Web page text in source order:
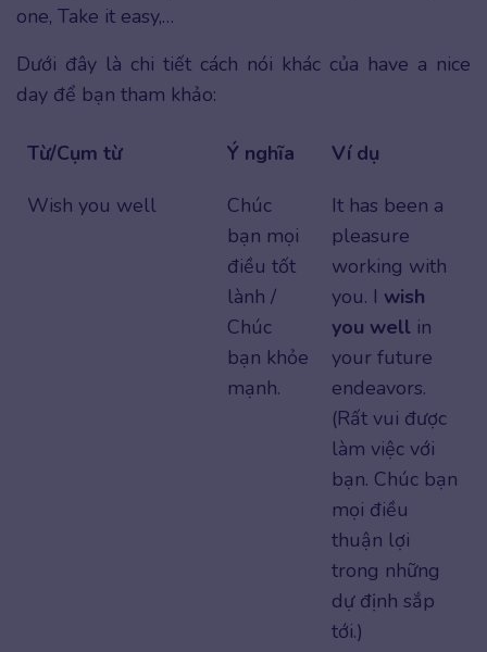
one, Take it easy,…
Dưới đây là chi tiết cách nói khác của have a nice
day để bạn tham khảo:
Từ/Cụm từ Ý nghĩa
Ví dụ
Wish you well
Chúc
bạn mọi
điều tốt
lành /
Chúc
bạn khỏe
mạnh.
It has been a
pleasure
working with
you. I wish
you well in
your future
endeavors.
(Rất vui được
làm việc với
bạn. Chúc bạn
mọi điều
thuận lợi
trong những
dự định sắp
tới.)